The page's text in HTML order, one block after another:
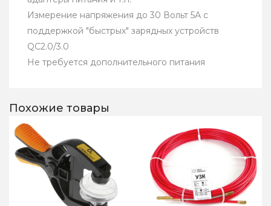
Измерение напряжения до 30 Вольт 5А с
поддержкой "быстрых" зарядных устройств
QC2.0/3.0
Не требуется дополнительного питания
Похожие товары